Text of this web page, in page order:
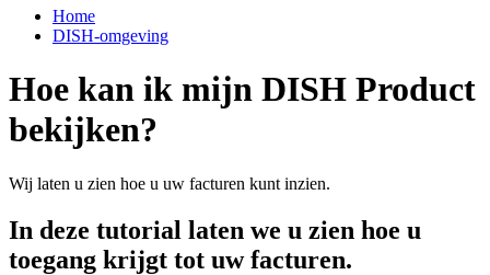
Home
DISH-omgeving
Hoe kan ik mijn DISH Product
bekijken?
Wij laten u zien hoe u uw facturen kunt inzien.
In deze tutorial laten we u zien hoe u
toegang krijgt tot uw facturen.